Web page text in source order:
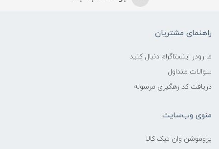
راهنمای مشتریان
ما رودر اینستاگرام دنبال کنید
سوالات متداول
دریافت کد رهگیری مرسوله
منوی وب‌سایت
پروموشن وان تیک کالا